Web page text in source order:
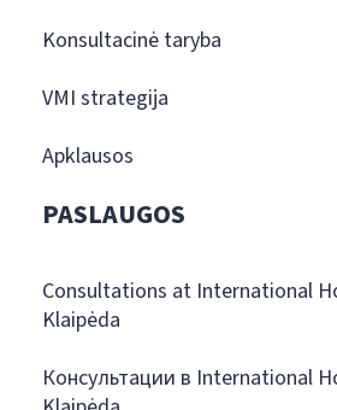
Konsultacinė taryba
VMI strategija
Apklausos
PASLAUGOS
Consultations at International
Klaipėda
Консультации в International